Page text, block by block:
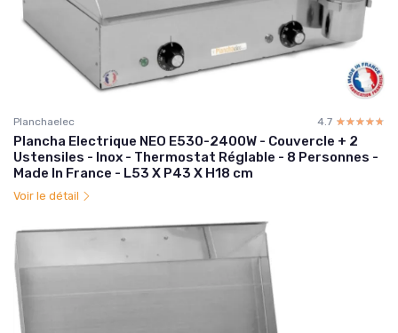
Planchaelec 4.7 ☆☆☆☆☆
★★★★★
Plancha Electrique NEO E530-2400W - Couvercle + 2
Ustensiles - Inox - Thermostat Réglable - 8 Personnes -
Made In France - L53 X P43 X H18 cm
Voir le détail